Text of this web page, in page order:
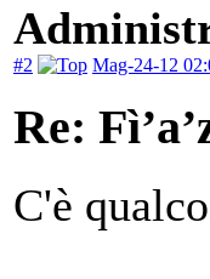
#2 Mag-24-12
Re:
C'è